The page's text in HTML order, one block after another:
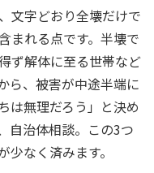
文字どおり全壊だけで
まれる点です。半壊で
ず解体に至る世帯など
ら、被害が中途半端に
は無理だろう」と決め
自治体相談。この3つ
なく済みます。